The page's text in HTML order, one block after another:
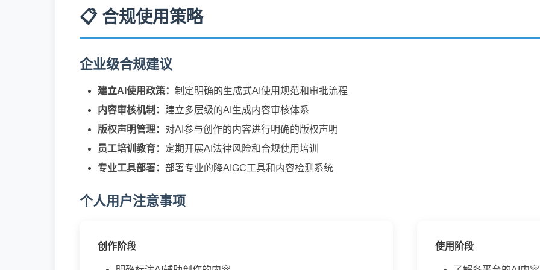
📋 合规使用策略
企业级合规建议
建立AI使用政策： 制定明确的生成式AI使用规范和审批流程
内容审核机制： 建立多层级的AI生成内容审核体系
版权声明管理： 对AI参与创作的内容进行明确的版权声明
员工培训教育： 定期开展AI法律风险和合规使用培训
专业工具部署： 部署专业的降AIGC工具和内容检测系统
个人用户注意事项
创作阶段 使用阶段